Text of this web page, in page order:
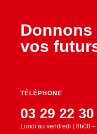
Donnons
vos
TÉLÉPHONE
03 29 22 30
Lundi au vendredi ( 8h00